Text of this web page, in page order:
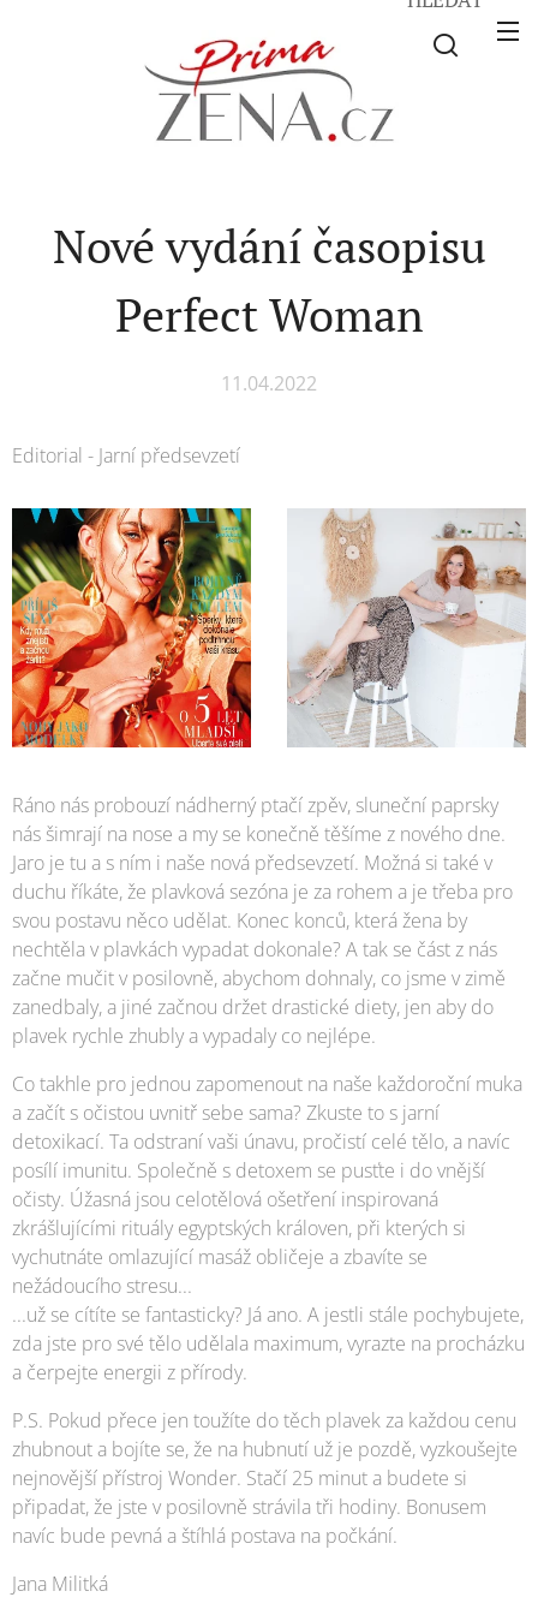
Nové vydání časopisu
Perfect Woman
11.04.2022
Editorial - Jarní předsevzetí
Ráno nás probouzí nádherný ptačí zpěv, sluneční paprsky
nás šimrají na nose a my se konečně těšíme z nového dne.
Jaro je tu a s ním i naše nová předsevzetí. Možná si také v
duchu říkáte, že plavková sezóna je za rohem a je třeba pro
svou postavu něco udělat. Konec konců, která žena by
nechtěla v plavkách vypadat dokonale? A tak se část z nás
začne mučit v posilovně, abychom dohnaly, co jsme v zimě
zanedbaly, a jiné začnou držet drastické diety, jen aby do
plavek rychle zhubly a vypadaly co nejlépe.
Co takhle pro jednou zapomenout na naše každoroční muka
a začít s očistou uvnitř sebe sama? Zkuste to s jarní
detoxikací. Ta odstraní vaši únavu, pročistí celé tělo, a navíc
posílí imunitu. Společně s detoxem se pusťte i do vnější
očisty. Úžasná jsou celotělová ošetření inspirovaná
zkrášlujícími rituály egyptských královen, při kterých si
vychutnáte omlazující masáž obličeje a zbavíte se
nežádoucího stresu...
...už se cítíte se fantasticky? Já ano. A jestli stále pochybujete,
zda jste pro své tělo udělala maximum, vyrazte na procházku
a čerpejte energii z přírody.
P.S. Pokud přece jen toužíte do těch plavek za každou cenu
zhubnout a bojíte se, že na hubnutí už je pozdě, vyzkoušejte
nejnovější přístroj Wonder. Stačí 25 minut a budete si
připadat, že jste v posilovně strávila tři hodiny. Bonusem
navíc bude pevná a štíhlá postava na počkání.
Jana Militká